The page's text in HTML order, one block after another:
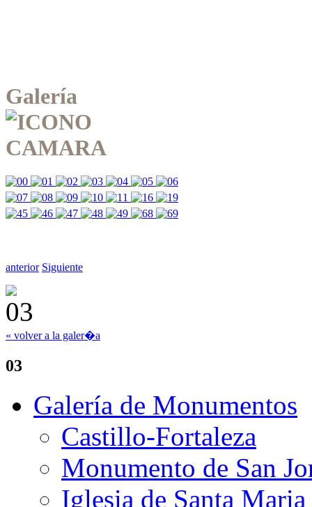
Galería
anterior Siguiente
« volver a la galer�a
03
Galería de Monumentos
Castillo-Fortaleza
Monumento de San
Iglesia de Santa Maria